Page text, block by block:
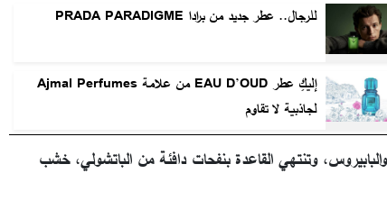
للرجال.. عطر جديد من برادا PRADA PARADIGME
إليكِ عطر EAU D’OUD من علامة Ajmal Perfumes
لجاذبية لا تقاوم
وتنتهي القاعدة بنفحات دافئة من الباتشولي، خشب